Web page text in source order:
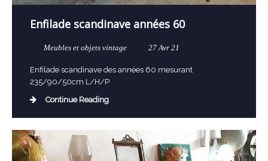
Enfilade scandinave années 60
Meubles et objets vintage 27 Avr 21
Enfilade scandinave des années 60 mesurant
235/90/50cm L/H/P
Continue Reading